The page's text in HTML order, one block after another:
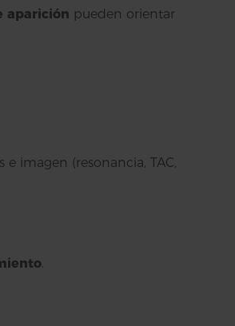
aparición pueden orientar
imagen (resonancia, TAC,
.